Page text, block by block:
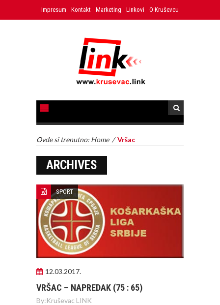
Impresum Kontakt Marketing Linkovi O Kruševcu
Ovde si trenutno: Home /Vršac
ARCHIVES
SPORT
12.03.2017.
VRŠAC – NAPREDAK (75 : 65)
By:Kruševac LINK